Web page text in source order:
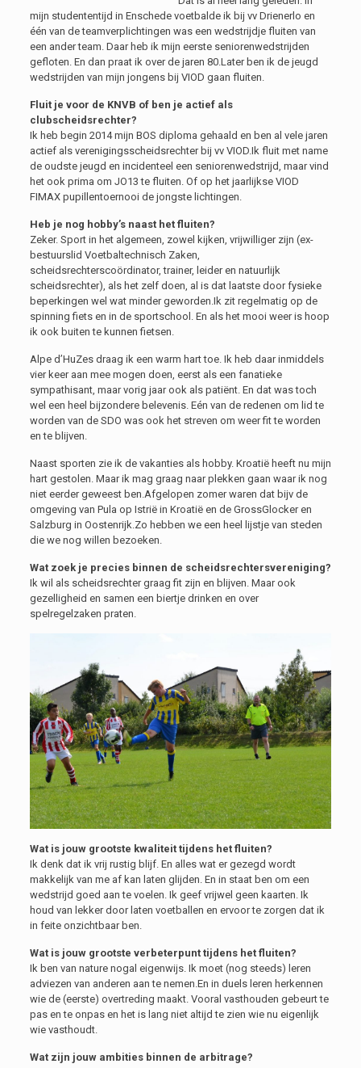
mijn studententijd in Enschede voetbalde ik bij vv Drienerlo en
één van de teamverplichtingen was een wedstrijdje fluiten van
een ander team. Daar heb ik mijn eerste seniorenwedstrijden
gefloten. En dan praat ik over de jaren 80.Later ben ik de jeugd
wedstrijden van mijn jongens bij VIOD gaan fluiten.
Fluit je voor de KNVB of ben je actief als
clubscheidsrechter?
Ik heb begin 2014 mijn BOS diploma gehaald en ben al vele jaren
actief als verenigingsscheidsrechter bij vv VIOD.Ik fluit met name
de oudste jeugd en incidenteel een seniorenwedstrijd, maar vind
het ook prima om JO13 te fluiten. Of op het jaarlijkse VIOD
FIMAX pupillentoernooi de jongste lichtingen.
Heb je nog hobby’s naast het fluiten?
Zeker. Sport in het algemeen, zowel kijken, vrijwilliger zijn (ex-
bestuurslid Voetbaltechnisch Zaken,
scheidsrechterscoördinator, trainer, leider en natuurlijk
scheidsrechter), als het zelf doen, al is dat laatste door fysieke
beperkingen wel wat minder geworden.Ik zit regelmatig op de
spinning fiets en in de sportschool. En als het mooi weer is hoop
ik ook buiten te kunnen fietsen.
Alpe d’HuZes draag ik een warm hart toe. Ik heb daar inmiddels
vier keer aan mee mogen doen, eerst als een fanatieke
sympathisant, maar vorig jaar ook als patiënt. En dat was toch
wel een heel bijzondere belevenis. Eén van de redenen om lid te
worden van de SDO was ook het streven om weer fit te worden
en te blijven.
Naast sporten zie ik de vakanties als hobby. Kroatië heeft nu mijn
hart gestolen. Maar ik mag graag naar plekken gaan waar ik nog
niet eerder geweest ben.Afgelopen zomer waren dat bijv de
omgeving van Pula op Istrië in Kroatië en de GrossGlocker en
Salzburg in Oostenrijk.Zo hebben we een heel lijstje van steden
die we nog willen bezoeken.
Wat zoek je precies binnen de scheidsrechtersvereniging?
Ik wil als scheidsrechter graag fit zijn en blijven. Maar ook
gezelligheid en samen een biertje drinken en over
spelregelzaken praten.
Wat is jouw grootste kwaliteit tijdens het fluiten?
Ik denk dat ik vrij rustig blijf. En alles wat er gezegd wordt
makkelijk van me af kan laten glijden. En in staat ben om een
wedstrijd goed aan te voelen. Ik geef vrijwel geen kaarten. Ik
houd van lekker door laten voetballen en ervoor te zorgen dat ik
in feite onzichtbaar ben.
Wat is jouw grootste verbeterpunt tijdens het fluiten?
Ik ben van nature nogal eigenwijs. Ik moet (nog steeds) leren
adviezen van anderen aan te nemen.En in duels leren herkennen
wie de (eerste) overtreding maakt. Vooral vasthouden gebeurt te
pas en te onpas en het is lang niet altijd te zien wie nu eigenlijk
wie vasthoudt.
Wat zijn jouw ambities binnen de arbitrage?